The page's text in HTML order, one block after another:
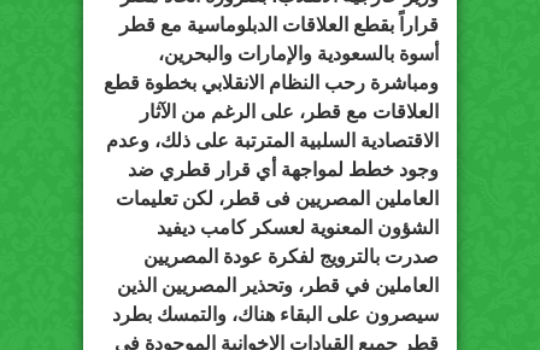
قراراً بقطع العلاقات الدبلوماسية مع قطر
أسوة بالسعودية والإمارات والبحرين،
ومباشرة رحب النظام الانقلابي بخطوة قطع
العلاقات مع قطر، على الرغم من الآثار
الاقتصادية السلبية المترتبة على ذلك، وعدم
وجود خطط لمواجهة أي قرار قطري ضد
العاملين المصريين فى قطر، لكن تعليمات
الشؤون المعنوية لعسكر كامب ديفيد
صدرت بالترويج لفكرة عودة المصريين
العاملين في قطر، وتحذير المصريين الذين
سيصرون على البقاء هناك، والتمسك بطرد
قطر جميع القيادات الإخوانية الموجودة في